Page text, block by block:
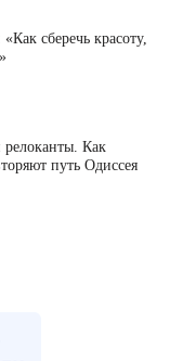
сберечь красоту,
Как
путь Одиссея